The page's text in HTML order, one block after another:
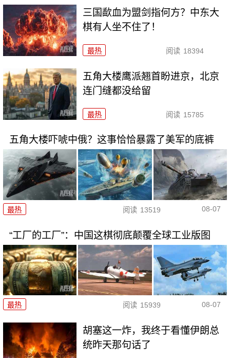
三国歃血为盟剑指何方？中东大
棋有人坐不住了！
最热 阅读 18394
五角大楼鹰派翘首盼进京，北京
连门缝都没给留
最热 阅读 15785
五角大楼吓唬中俄？这事恰恰暴露了美军的底裤
最热 阅读 13519 08-07
“工厂的工厂”：中国这棋彻底颠覆全球工业版图
最热 阅读 15939 08-07
胡塞这一炸，我终于看懂伊朗总
统昨天那句话了